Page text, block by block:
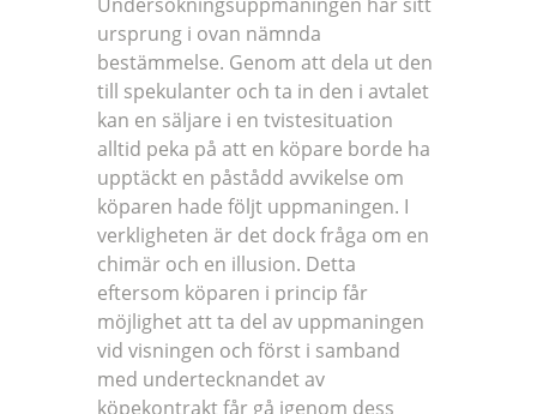
ursprung i ovan nämnda
bestämmelse. Genom att dela ut den
till spekulanter och ta in den i avtalet
kan en säljare i en tvistesituation
alltid peka på att en köpare borde ha
upptäckt en påstådd avvikelse om
köparen hade följt uppmaningen. I
verkligheten är det dock fråga om en
chimär och en illusion. Detta
eftersom köparen i princip får
möjlighet att ta del av uppmaningen
vid visningen och först i samband
med undertecknandet av
köpekontrakt får gå igenom dess